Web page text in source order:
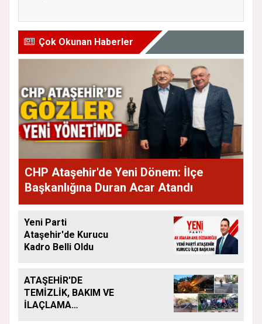
Çok Okunan Haberler
CHP Ataşehir'de Yeni Dönem: İlçe
Başkanlığına Duran Acar Atandı
Yeni Parti
Ataşehir'de Kurucu
Kadro Belli Oldu
ATAŞEHİR'DE
TEMİZLİK, BAKIM VE
İLAÇLAMA